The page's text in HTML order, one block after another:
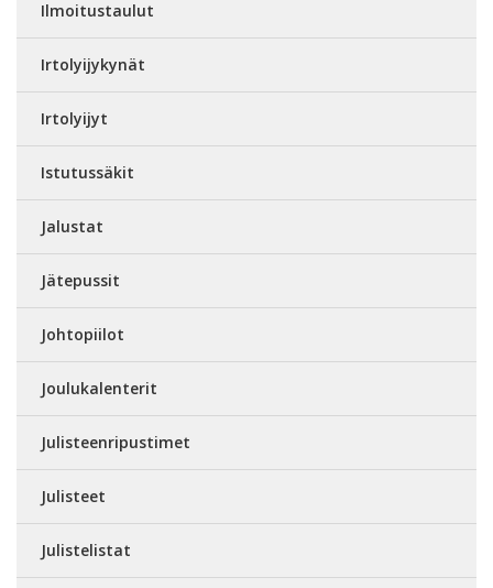
Ilmoitustaulut
Irtolyijykynät
Irtolyijyt
Istutussäkit
Jalustat
Jätepussit
Johtopiilot
Joulukalenterit
Julisteenripustimet
Julisteet
Julistelistat